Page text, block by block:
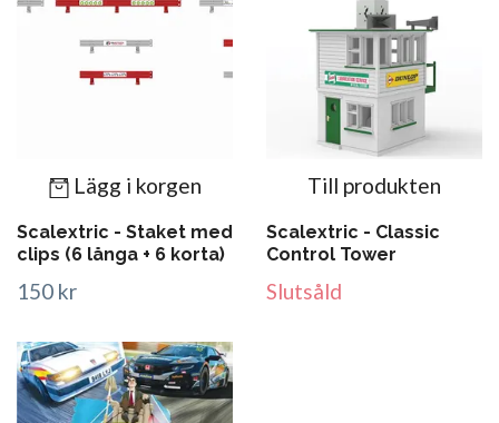
Lägg i korgen
Scalextric - Staket med
clips (6 långa + 6 korta)
150 kr
Till produkten
Scalextric - Classic
Control Tower
Slutsåld